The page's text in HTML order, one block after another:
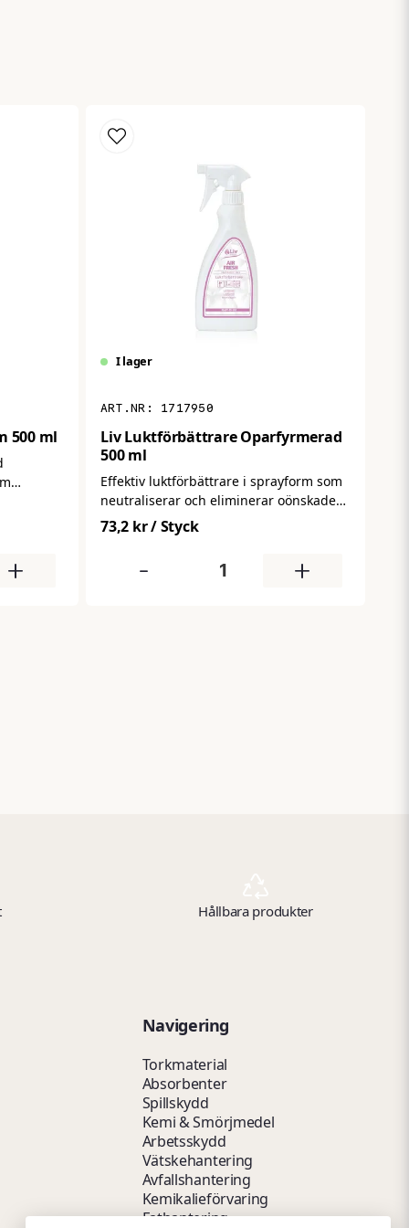
500 ml
+
I lager
1717950
Liv Luktförbättrare Oparfyrmerad
500 ml
Effektiv luktförbättrare i sprayform som
neutraliserar och eliminerar oönskade
lukter på ett enkelt sätt. Ger ett renare,
fräschare inomhusklimat – perfekt för
utrymmen där luften behöver friskas
73,2 kr/ Styck
- +
Hållbara produkter
Navigering
Torkmaterial
Absorbenter
Spillskydd
Kemi & Smörjmedel
Arbetsskydd
Vätskehantering
Avfallshantering
Kemikalieförvaring
Fathantering